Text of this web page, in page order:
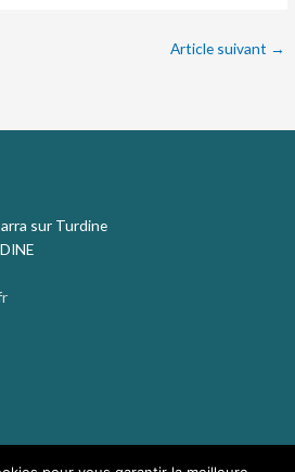
Article suivant →
sur Turdine